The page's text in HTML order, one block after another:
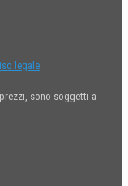
legale
sono soggetti a